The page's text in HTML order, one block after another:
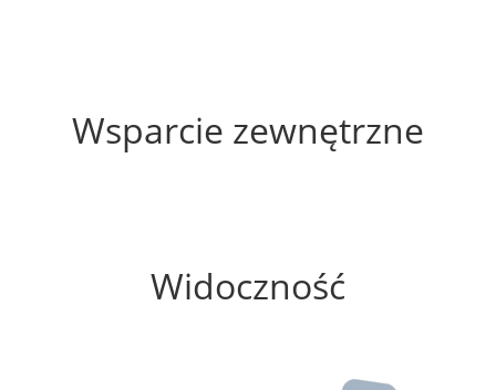
Wsparcie zewnętrzne
Widoczność